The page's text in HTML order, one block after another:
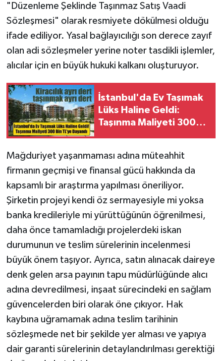
"Düzenleme Şeklinde Taşınmaz Satış Vaadi
Sözleşmesi" olarak resmiyete dökülmesi olduğu
ifade ediliyor. Yasal bağlayıcılığı son derece zayıf
olan adi sözleşmeler yerine noter tasdikli işlemler,
alıcılar için en büyük hukuki kalkanı oluşturuyor.
İstanbul'da Ev Taşımak
Lüks Haline Geldi:
Taşınma Maliyeti 300
Mağduriyet yaşanmaması adına müteahhit
firmanın geçmişi ve finansal gücü hakkında da
kapsamlı bir araştırma yapılması öneriliyor.
Şirketin projeyi kendi öz sermayesiyle mi yoksa
banka kredileriyle mi yürüttüğünün öğrenilmesi,
daha önce tamamladığı projelerdeki iskan
durumunun ve teslim sürelerinin incelenmesi
büyük önem taşıyor. Ayrıca, satın alınacak daireye
denk gelen arsa payının tapu müdürlüğünde alıcı
adına devredilmesi, inşaat sürecindeki en sağlam
güvencelerden biri olarak öne çıkıyor. Hak
kaybına uğramamak adına teslim tarihinin
sözleşmede net bir şekilde yer alması ve yapıya
dair garanti sürelerinin detaylandırılması gerektiği